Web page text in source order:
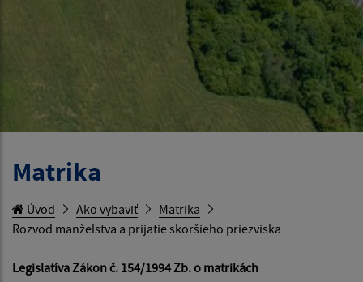
Matrika
Úvod Ako vybaviť
Matrika
Rozvod manželstva a prijatie skoršieho priezviska
Legislatíva Zákon č. 154/1994 Zb. o matrikách